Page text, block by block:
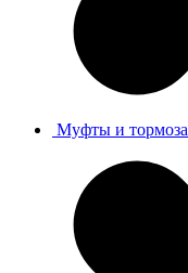
Муфты и тормоза